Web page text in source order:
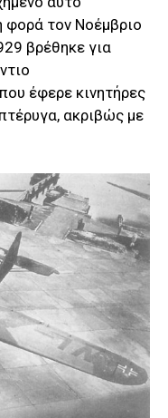
τον Νοέμβριο
βρέθηκε για
έφερε κινητήρες
ακριβώς με